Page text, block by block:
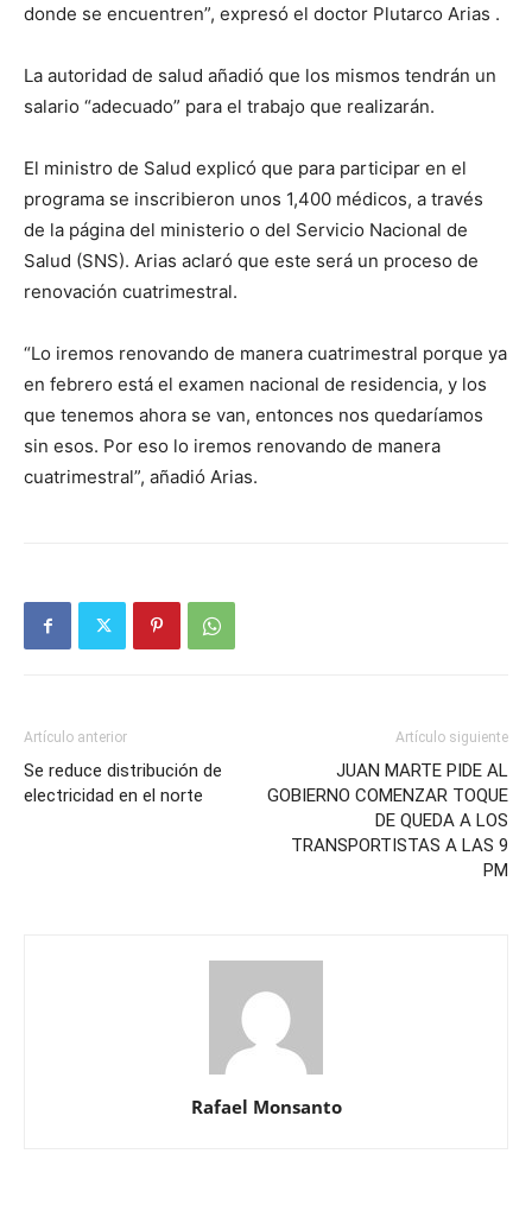
donde se encuentren”, expresó el doctor Plutarco Arias .
La autoridad de salud añadió que los mismos tendrán un
salario “adecuado” para el trabajo que realizarán.
El ministro de Salud explicó que para participar en el
programa se inscribieron unos 1,400 médicos, a través
de la página del ministerio o del Servicio Nacional de
Salud (SNS). Arias aclaró que este será un proceso de
renovación cuatrimestral.
“Lo iremos renovando de manera cuatrimestral porque ya
en febrero está el examen nacional de residencia, y los
que tenemos ahora se van, entonces nos quedaríamos
sin esos. Por eso lo iremos renovando de manera
cuatrimestral”, añadió Arias.
Artículo anterior
Se reduce distribución de
electricidad en el norte
Artículo siguiente
JUAN MARTE PIDE AL
GOBIERNO COMENZAR TOQUE
DE QUEDA A LOS
TRANSPORTISTAS A LAS 9
PM
Rafael Monsanto